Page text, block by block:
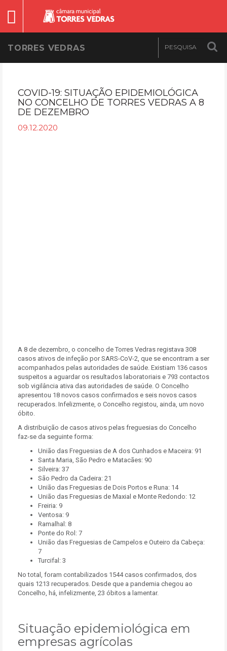
TORRES VEDRAS
COVID-19: SITUAÇÃO EPIDEMIOLÓGICA
NO CONCELHO DE TORRES VEDRAS A 8
DE DEZEMBRO
09.12.2020
A 8 de dezembro, o concelho de Torres Vedras registava 308
casos ativos de infeção por SARS-CoV-2, que se encontram a ser
acompanhados pelas autoridades de saúde. Existiam 136 casos
suspeitos a aguardar os resultados laboratoriais e 793 contactos
sob vigilância ativa das autoridades de saúde. O Concelho
apresentou 18 novos casos confirmados e seis novos casos
recuperados. Infelizmente, o Concelho registou, ainda, um novo
óbito.
A distribuição de casos ativos pelas freguesias do Concelho
faz-se da seguinte forma:
União das Freguesias de A dos Cunhados e Maceira: 91
Santa Maria, São Pedro e Matacães: 90
Silveira: 37
São Pedro da Cadeira: 21
União das Freguesias de Dois Portos e Runa: 14
União das Freguesias de Maxial e Monte Redondo: 12
Freiria: 9
Ventosa: 9
Ramalhal: 8
Ponte do Rol: 7
União das Freguesias de Campelos e Outeiro da Cabeça:
7
Turcifal: 3
No total, foram contabilizados 1544 casos confirmados, dos
quais 1213 recuperados. Desde que a pandemia chegou ao
Concelho, há, infelizmente, 23 óbitos a lamentar.
Situação epidemiológica em
empresas agrícolas